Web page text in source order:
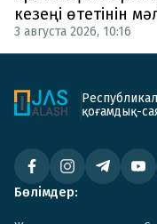
кезеңі өтетінін
3 августа 2026, 10:16
қоғамдық-
Бөлімдер: